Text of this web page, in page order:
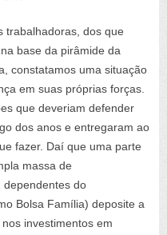
trabalhadoras, dos que
base da pirâmide da
constatamos uma situação
em suas próprias forças.
que deveriam defender
dos anos e entregaram ao
fazer. Daí que uma parte
massa de
dependentes do
Bolsa Família) deposite a
investimentos em